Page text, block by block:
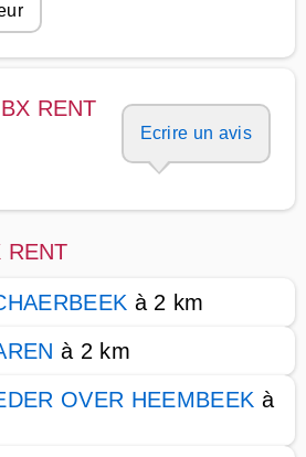
RENT
Ecrire un avis
RENT
à 2 km
à 2 km
OVER HEEMBEEK à